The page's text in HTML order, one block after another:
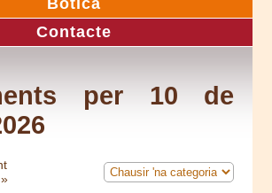
Botica
Contacte
per 10 de